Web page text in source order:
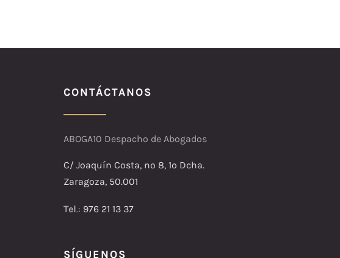
CONTÁCTANOS
ABOGA10 Despacho de Abogados
C/ Joaquín Costa, nº 8, 1º Dcha.
Zaragoza, 50.001
Tel.: 976 21 13 37
SÍGUENOS